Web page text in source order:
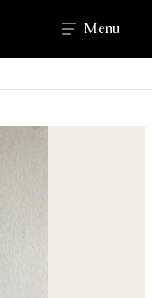
Search
Menu